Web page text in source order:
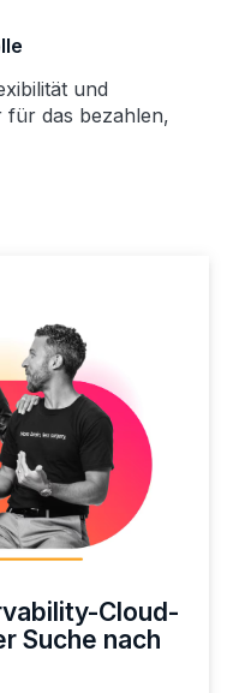
und
für das bezahlen,
Cloud-
Suche nach